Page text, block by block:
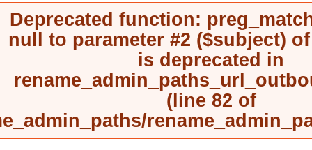
Deprecated function:
null to parameter #2 ($subject)
is deprecated in
(line82of